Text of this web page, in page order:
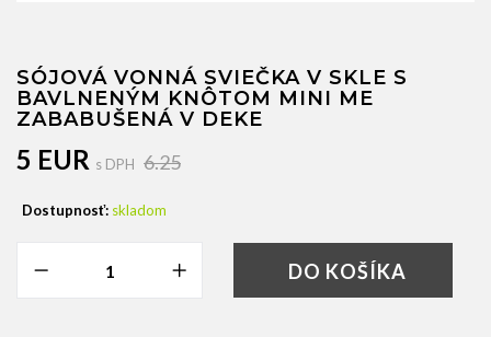
SÓJOVÁ VONNÁ SVIEČKA V SKLE S
BAVLNENÝM KNÔTOM MINI ME
ZABABUŠENÁ V DEKE
5 EUR s DPH 6.25
Dostupnosť: skladom
DO KOŠÍKA